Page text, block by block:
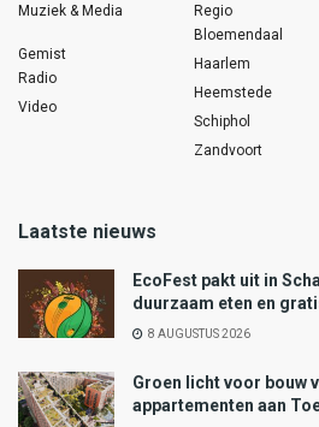
Muziek & Media
Gemist
Radio
Video
Regio
Bloemendaal
Haarlem
Heemstede
Schiphol
Zandvoort
Laatste nieuws
EcoFest pakt uit in
duurzaam eten en
8 AUGUSTUS 2026
Groen licht voor bouw
appartementen aan